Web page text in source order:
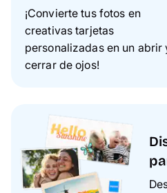
¡Convierte tus fotos en
creativas tarjetas
personalizadas en un abrir
cerrar de ojos!